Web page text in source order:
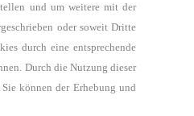
und um weitere mit der
oder soweit Dritte
durch eine entsprechende
Durch die Nutzung dieser
Sie können der Erhebung und